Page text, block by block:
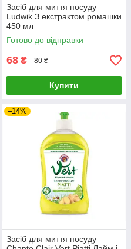
Засіб для миття посуду
Ludwik З екстрактом ромашки
450 мл
Готово до відправки
68 ₴ 80 ₴
Купити
–14%
Засіб для миття посуду